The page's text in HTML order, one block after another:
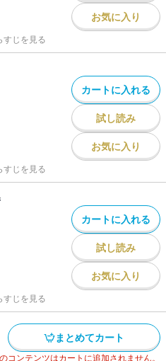
お気に入り
すじを見る
カートに入れる
試し読み
お気に入り
すじを見る
カートに入れる
試し読み
お気に入り
すじを見る
まとめてカート
コンテンツはカートに追加されません。